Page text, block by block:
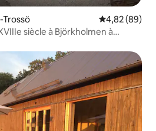
Trossö Évaluation
4,82 (89)
siècle à Björkholmen à